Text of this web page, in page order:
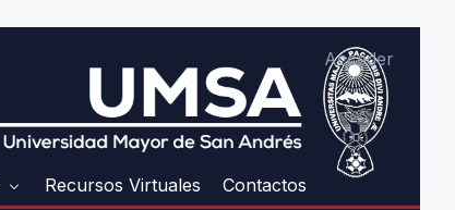
Acceder
Recursos Virtuales Contactos